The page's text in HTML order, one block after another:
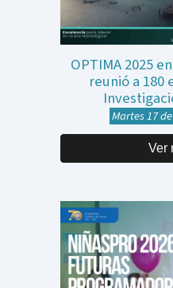
OPTIMA 2025
reunió a 180
Martes 17
Ver